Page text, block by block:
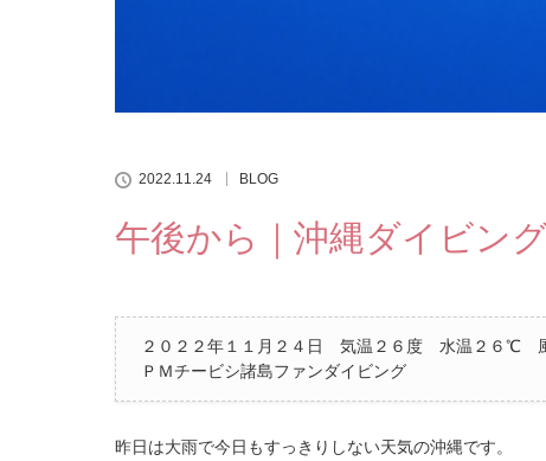
2022.11.24 BLOG
午後から｜沖縄ダイビン
２０２２年１１月２４日 気温２６度 水温２６℃
ＰＭチービシ諸島ファンダイビング
昨日は大雨で今日もすっきりしない天気の沖縄です。